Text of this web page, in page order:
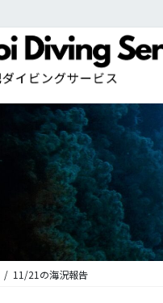
11/21の海況報告